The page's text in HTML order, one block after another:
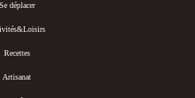
Se déplacer
Recettes
Artisanat